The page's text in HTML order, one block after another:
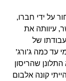
על ידי חברו,
עיוותה את
של
עד כמה ג’ורג’
שהריסון
קונה אלבום